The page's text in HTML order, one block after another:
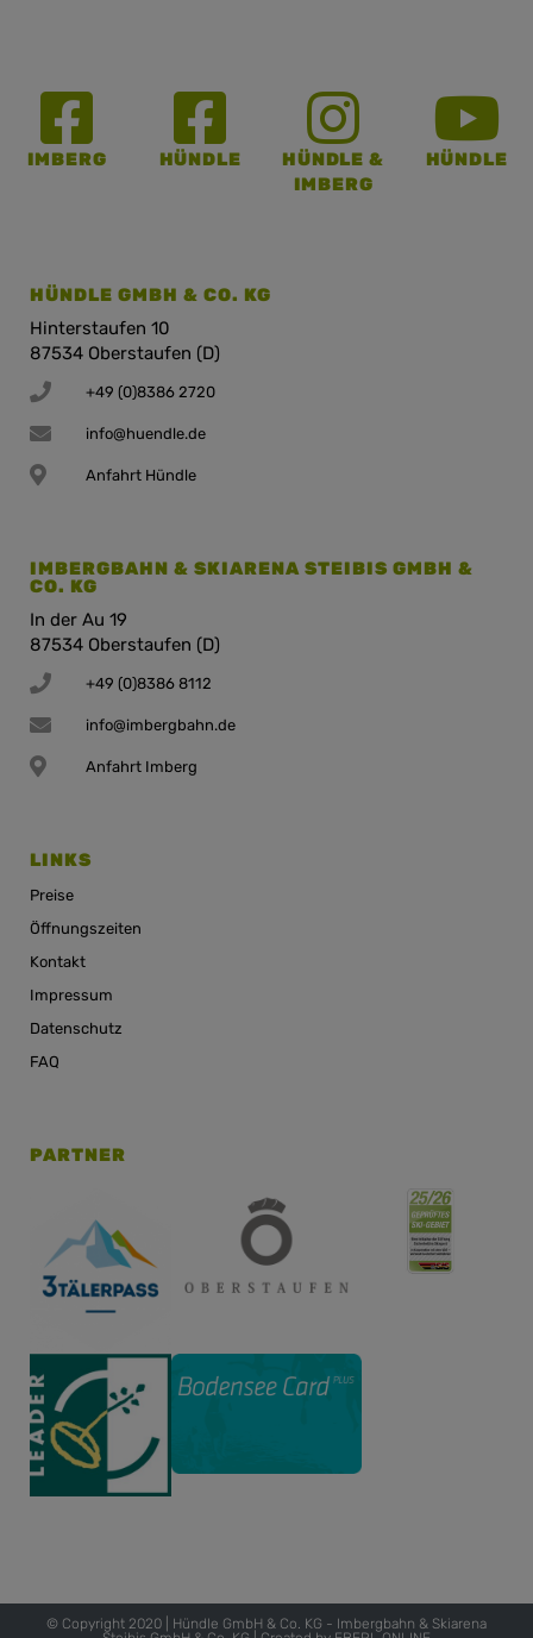
IMBERG HÜNDLE
HÜNDLE &
IMBERG
HÜNDLE
HÜNDLE GMBH & CO. KG
Hinterstaufen 10
87534 Oberstaufen (D)
+49 (0)8386 2720
info@huendle.de
Anfahrt Hündle
IMBERGBAHN & SKIARENA STEIBIS GMBH &
CO. KG
In der Au 19
87534 Oberstaufen (D)
+49 (0)8386 8112
info@imbergbahn.de
Anfahrt Imberg
LINKS
Preise
Öffnungszeiten
Kontakt
Impressum
Datenschutz
FAQ
PARTNER
© Copyright 2020 | Hündle GmbH & Co. KG - Imbergbahn & Skiarena